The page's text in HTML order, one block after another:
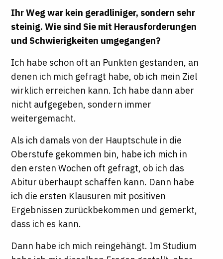
Ihr Weg war kein geradliniger, sondern sehr
steinig. Wie sind Sie mit Herausforderungen
und Schwierigkeiten umgegangen?
Ich habe schon oft an Punkten gestanden, an
denen ich mich gefragt habe, ob ich mein Ziel
wirklich erreichen kann. Ich habe dann aber
nicht aufgegeben, sondern immer
weitergemacht.
Als ich damals von der Hauptschule in die
Oberstufe gekommen bin, habe ich mich in
den ersten Wochen oft gefragt, ob ich das
Abitur überhaupt schaffen kann. Dann habe
ich die ersten Klausuren mit positiven
Ergebnissen zurückbekommen und gemerkt,
dass ich es kann.
Dann habe ich mich reingehängt. Im Studium